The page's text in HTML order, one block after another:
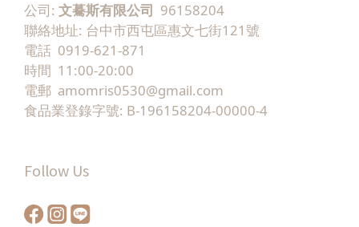
公司: 文驀斯有限公司 96158204
聯絡地址: 台中市西屯區惠文七街121號
電話 0919-621-871
時間 11:00-20:00
電郵 amomris0530@gmail.com
食品業登錄字號: B-196158204-00000-4
Follow Us